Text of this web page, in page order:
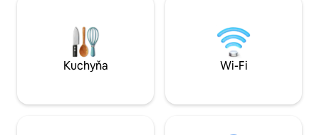
hodinová
Kuchyňa Wi-Fi